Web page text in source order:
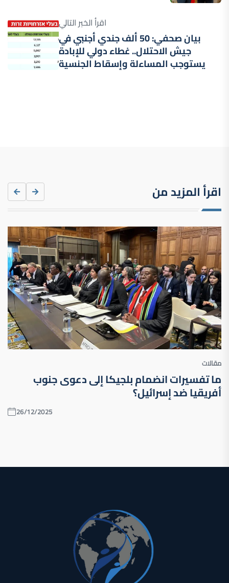
اقرأ الخبر التالي
بيان صحفي: 50 ألف جندي أجنبي في
جيش الاحتلال.. غطاء دولي للإبادة
يستوجب المساءلة وإسقاط الجنسية
اقرأ المزيد من
مقالات
ما تفسيرات انضمام بلجيكا إلى دعوى جنوب
أفريقيا ضد إسرائيل؟
26/12/2025